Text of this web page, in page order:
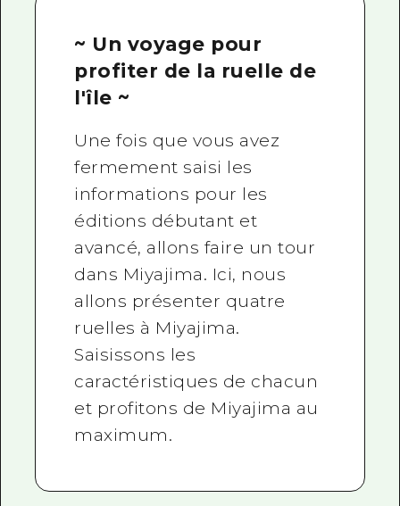
~ Un voyage pour
profiter de la ruelle de
l'île ~
Une fois que vous avez
fermement saisi les
informations pour les
éditions débutant et
avancé, allons faire un tour
dans Miyajima. Ici, nous
allons présenter quatre
ruelles à Miyajima.
Saisissons les
caractéristiques de chacun
et profitons de Miyajima au
maximum.